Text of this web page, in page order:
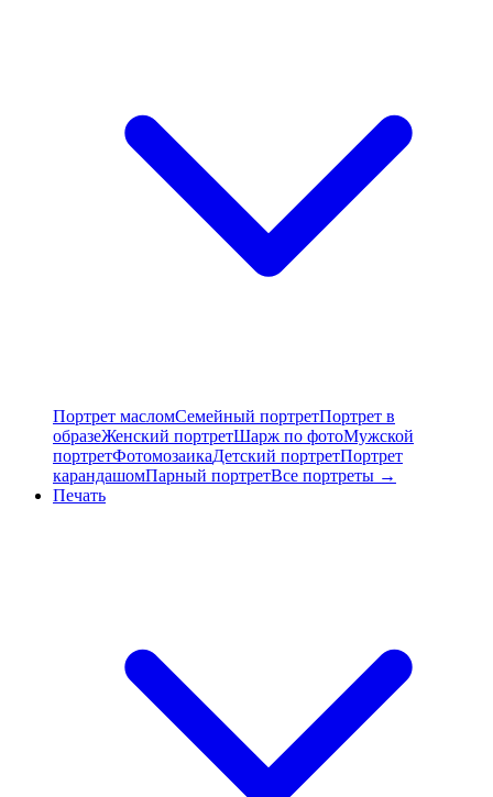
Портрет масломСемейный портретПортрет в
образеЖенский портретШарж по фотоМужской
портретФотомозаикаДетский портретПортрет
карандашомПарный портретВсе портреты →
Печать